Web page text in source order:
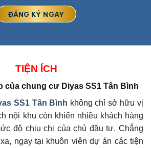
TIỆN ÍCH
của chung cư Diyas SS1 Tân Bình
SS1 Tân Bình không chỉ sở hữu vị
nội khu còn khiến nhiều khách hàng
độ chịu chi của chủ đầu tư. Chẳng
ngay tại khuôn viên dự án các tiện